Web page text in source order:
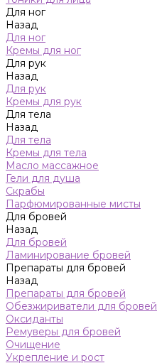
Для ног
Назад
Для ног
Кремы для ног
Для рук
Назад
Для рук
Кремы для рук
Для тела
Назад
Для тела
Кремы для тела
Масло массажное
Гели для душа
Скрабы
Парфюмированные мисты
Для бровей
Назад
Для бровей
Ламинирование бровей
Препараты для бровей
Назад
Препараты для бровей
Обезжириватели для бровей
Оксиданты
Ремуверы для бровей
Очищение
Укрепление и рост